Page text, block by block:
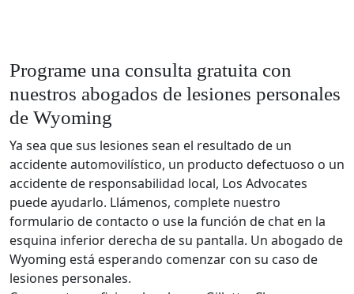
Programe una consulta gratuita con
nuestros abogados de lesiones personales
de Wyoming
Ya sea que sus lesiones sean el resultado de un
accidente automovilístico, un producto defectuoso o un
accidente de responsabilidad local, Los Advocates
puede ayudarlo. Llámenos, complete nuestro
formulario de contacto o use la función de chat en la
esquina inferior derecha de su pantalla. Un abogado de
Wyoming está esperando comenzar con su caso de
lesiones personales.